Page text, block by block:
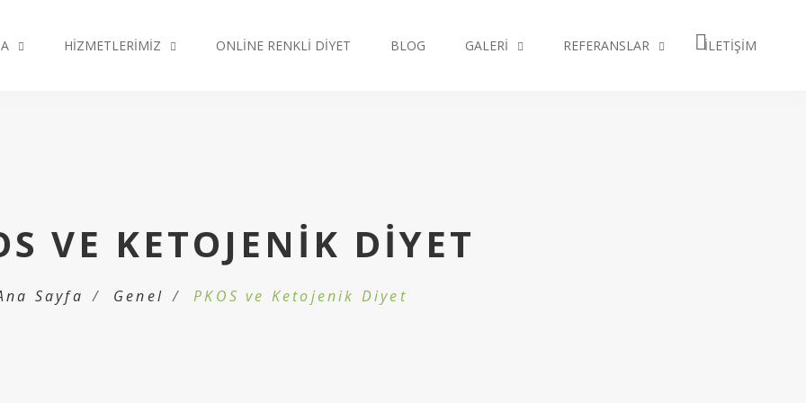
HIZMETLERIMIZ ONLINE RENKLI DIYET BLOG GALERI REFERANSLAR İLETIŞIM
VE KETOJENIK DIYET
Sayfa Genel PKOS ve Ketojenik Diyet